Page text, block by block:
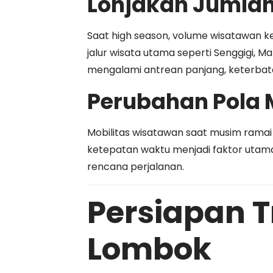
Saat high season, volume wisatawan
jalur wisata utama seperti Senggigi,
mengalami antrean panjang,
Perubahan Pola
Mobilitas wisatawan saat musim
ketepatan waktu menjadi faktor
rencana perjalanan.
Persiapan
Lombok